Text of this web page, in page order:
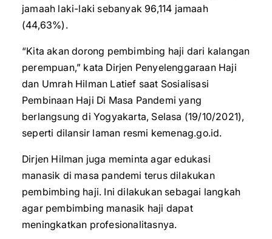
jamaah laki-laki sebanyak 96,114 jamaah
(44,63%).
“Kita akan dorong pembimbing haji dari kalangan
perempuan,” kata Dirjen Penyelenggaraan Haji
dan Umrah Hilman Latief saat Sosialisasi
Pembinaan Haji Di Masa Pandemi yang
berlangsung di Yogyakarta, Selasa (19/10/2021),
seperti dilansir laman resmi kemenag.go.id.
Dirjen Hilman juga meminta agar edukasi
manasik di masa pandemi terus dilakukan
pembimbing haji. Ini dilakukan sebagai langkah
agar pembimbing manasik haji dapat
meningkatkan profesionalitasnya.